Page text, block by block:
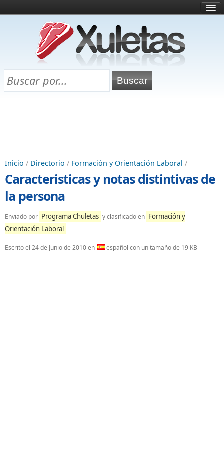
¿Qué es esto?
Directorio
Chuletas para exámenes
Inicio / Directorio / Formación y Orientación Laboral /
Caracteristicas y notas distintivas de
la persona
Enviado por Programa Chuletas y clasificado en Formación y
Orientación Laboral
Escrito el 24 de Junio de 2010en español con un tamaño de 19 KB